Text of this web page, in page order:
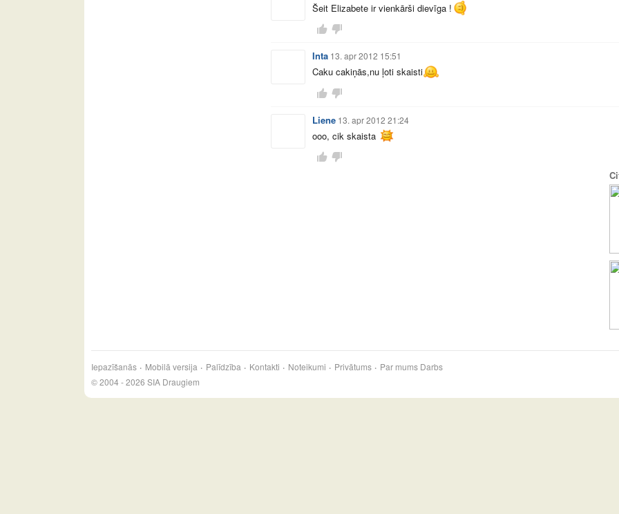
Šeit Elizabete ir vienkārši dievīga !
Inta 13. apr 2012 15:51
Caku cakiņās,nu ļoti skaisti
Liene 13. apr 2012 21:24
ooo, cik skaista
Iepazīšanās Mobilā versija Palīdzība Kontakti Noteikumi Privātums Par mums Darbs
© 2004 - 2026 SIA Draugiem